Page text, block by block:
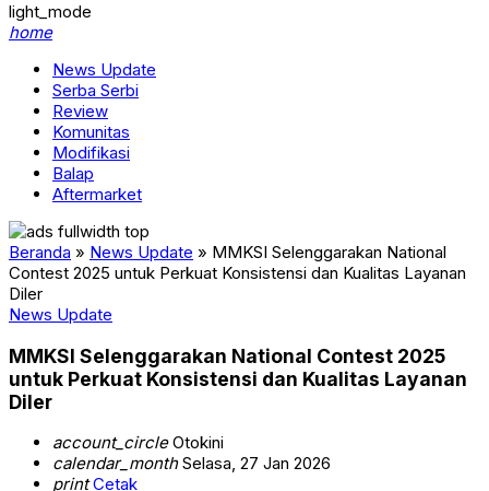
light_mode
home
News Update
Serba Serbi
Review
Komunitas
Modifikasi
Balap
Aftermarket
Beranda » News Update » MMKSI Selenggarakan National
Contest 2025 untuk Perkuat Konsistensi dan Kualitas Layanan
Diler
News Update
MMKSI Selenggarakan National Contest 2025
untuk Perkuat Konsistensi dan Kualitas Layanan
Diler
account_circleOtokini
calendar_monthSelasa, 27 Jan 2026
print Cetak